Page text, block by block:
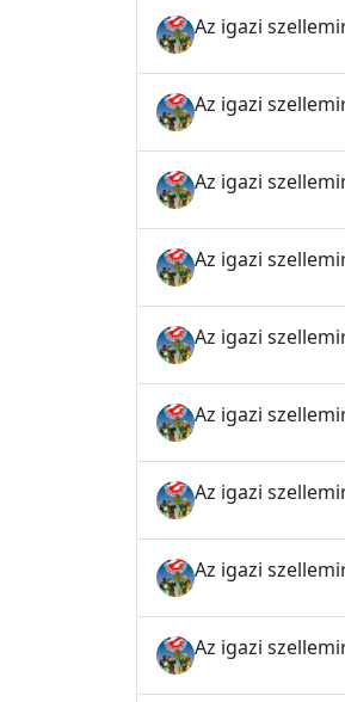
Az igazi
Az igazi
Az igazi
Az igazi
Az igazi
Az igazi
Az igazi
Az igazi
Az igazi